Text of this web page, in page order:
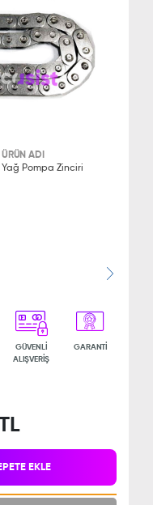
ÜRÜN ADI
Yağ Pompa Zinciri
GÜVENLİ
ALIŞVERİŞ
GARANTİ
EKLE